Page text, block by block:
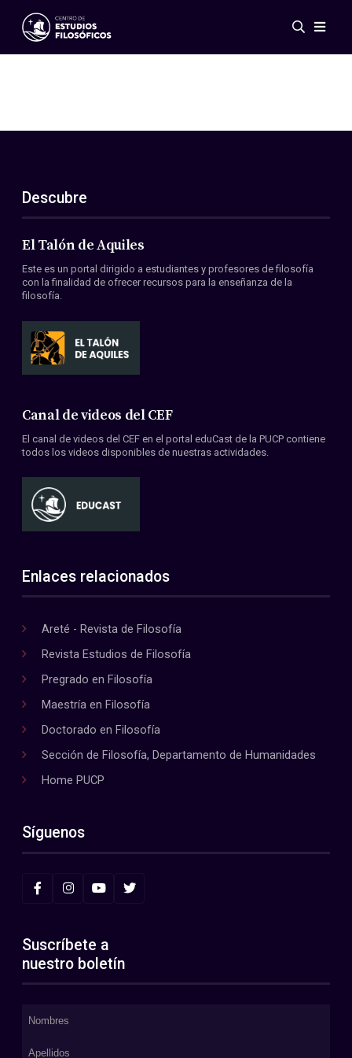
Eventos
ES
EN
Acerca de nosotros
Miembros
Convenios
Descubre
El Talón de Aquiles
Este es un portal dirigido a estudiantes y profesores de filosofía
con la finalidad de ofrecer recursos para la enseñanza de la
filosofía.
Canal de videos del CEF
El canal de videos del CEF en el portal eduCast de la PUCP contiene
todos los videos disponibles de nuestras actividades.
Enlaces relacionados
Areté - Revista de Filosofía
Revista Estudios de Filosofía
Pregrado en Filosofía
Maestría en Filosofía
Doctorado en Filosofía
Sección de Filosofía, Departamento de Humanidades
Home PUCP
Síguenos
Suscríbete a
nuestro boletín